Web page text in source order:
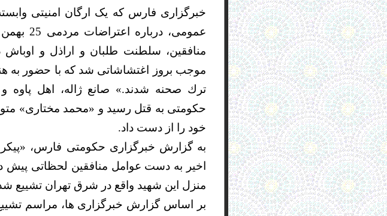
خبرگزاری فارس که یک ارگان امنیتی
عمومی،
موجب بروز اغتشاشاتی شد كه با حضور به
ترك صحنه شدند.» صانع ژاله، اهل پاوه
خود را از دست داد.
به گزارش خبرگزاری حکومتی فارس،
اخير به دست عوامل منافقين لحظاتی پيش
منزل اين شهيد واقع در شرق تهران تشييع